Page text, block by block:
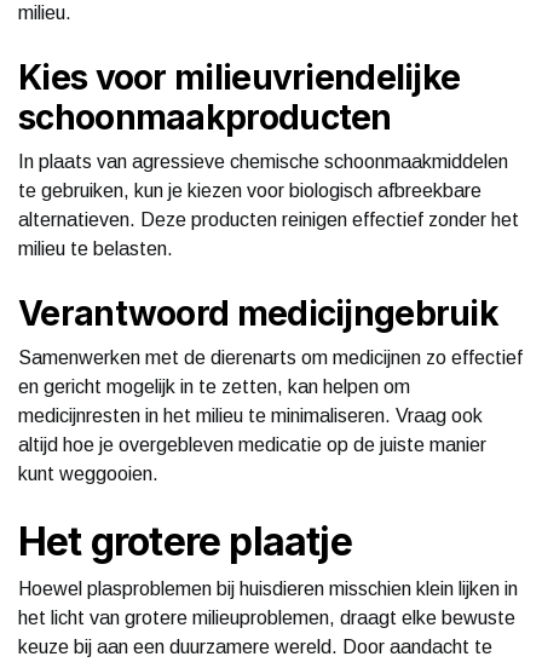
milieu.
Kies voor milieuvriendelijke
schoonmaakproducten
In plaats van agressieve chemische schoonmaakmiddelen
te gebruiken, kun je kiezen voor biologisch afbreekbare
alternatieven. Deze producten reinigen effectief zonder het
milieu te belasten.
Verantwoord medicijngebruik
Samenwerken met de dierenarts om medicijnen zo effectief
en gericht mogelijk in te zetten, kan helpen om
medicijnresten in het milieu te minimaliseren. Vraag ook
altijd hoe je overgebleven medicatie op de juiste manier
kunt weggooien.
Het grotere plaatje
Hoewel plasproblemen bij huisdieren misschien klein lijken in
het licht van grotere milieuproblemen, draagt elke bewuste
keuze bij aan een duurzamere wereld. Door aandacht te